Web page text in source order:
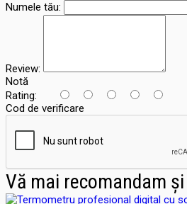
Numele tău:
Review:
Notă
Rating:
Cod de verificare
Vă mai recomandam și